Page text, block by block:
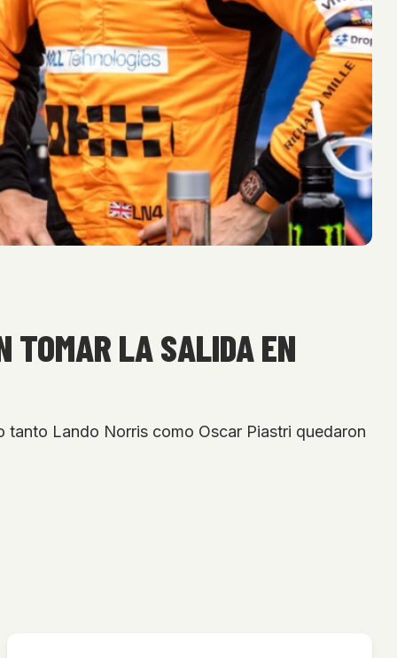
TOMAR LA SALIDA EN
tanto Lando Norris como Oscar Piastri quedaron